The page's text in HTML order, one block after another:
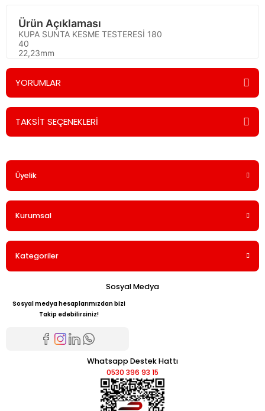
Ürün Açıklaması
KUPA SUNTA KESME TESTERESİ 180
40
22,23mm
YORUMLAR
Bu ürüne ilk yorumu siz yapın!
TAKSİT SEÇENEKLERİ
Üyelik
Kurumsal
Kategoriler
Sosyal Medya
Sosyal medya hesaplarımızdan bizi
Takip edebilirsiniz!
Whatsapp Destek Hattı
0530 396 93 15